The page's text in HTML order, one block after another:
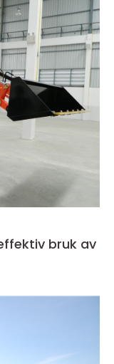
bruk av